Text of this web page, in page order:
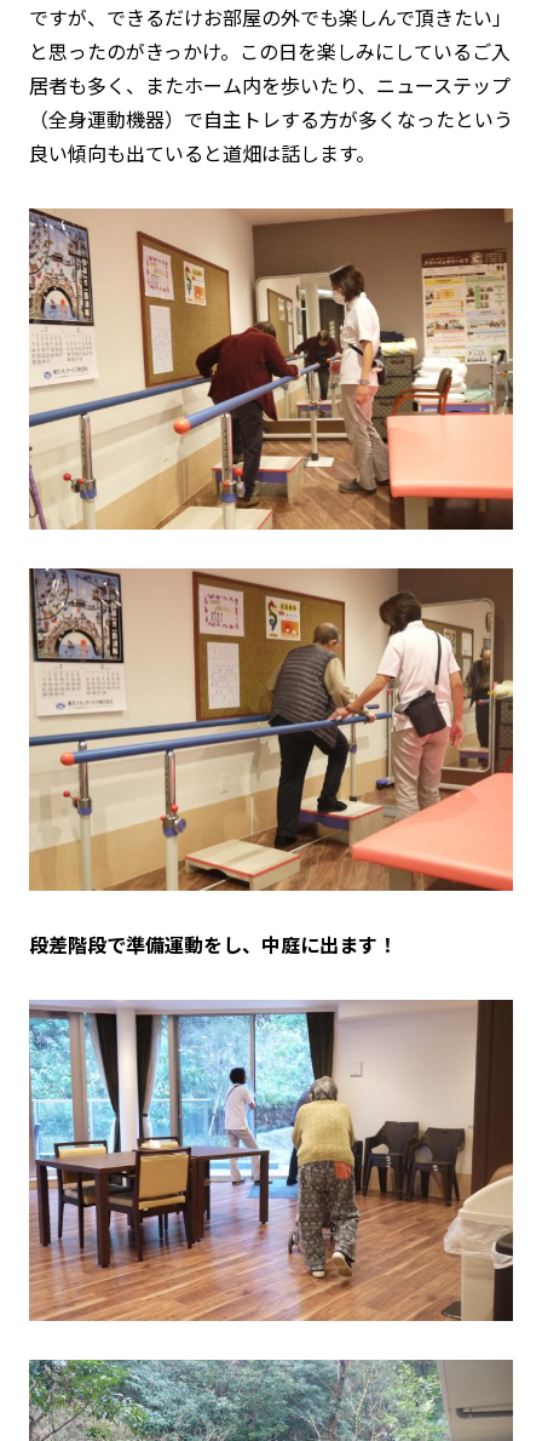
ですが、できるだけお部屋の外でも楽しんで頂きたい」
と思ったのがきっかけ。この日を楽しみにしているご入
居者も多く、またホーム内を歩いたり、ニューステップ
（全身運動機器）で自主トレする方が多くなったという
良い傾向も出ていると道畑は話します。
段差階段で準備運動をし、中庭に出ます！